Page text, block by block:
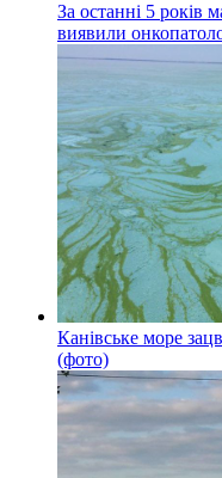
За останні 5 років
виявили
Канівське море
(фото)